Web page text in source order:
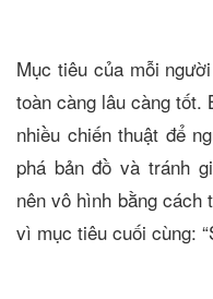
Mục tiêu của mỗi
toàn càng lâu càng tốt.
nhiều chiến thuật để
phá bản đồ và tránh
nên vô hình bằng
vì mục tiêu cuối cùng: